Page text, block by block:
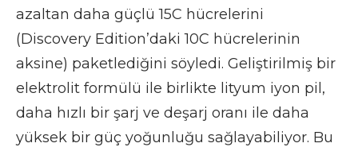
azaltan daha güçlü 15C hücrelerini
(Discovery Edition’daki 10C hücrelerinin
aksine) paketlediğini söyledi. Geliştirilmiş bir
elektrolit formülü ile birlikte lityum iyon pil,
daha hızlı bir şarj ve deşarj oranı ile daha
yüksek bir güç yoğunluğu sağlayabiliyor. Bu